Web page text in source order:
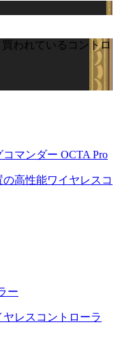
買われているコントロ
マンダー OCTA Pro
高性能ワイヤレスコ
ー
レスコントローラ